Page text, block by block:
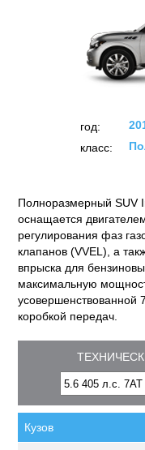
год:
класс:
Полноразмерный SUV
оснащается
регулирования фаз
клапанов (VVEL), а
впрыска для
максимальную
усовершенствованной
коробкой передач.
Кузов